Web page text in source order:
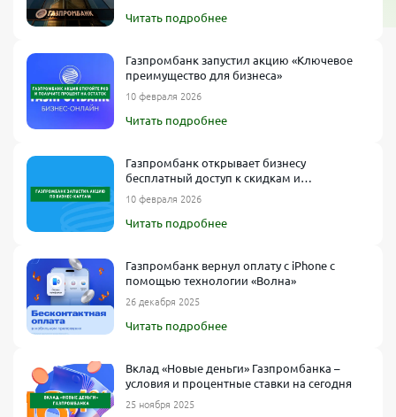
Читать подробнее
Газпромбанк запустил акцию «Ключевое
преимущество для бизнеса»
10 февраля 2026
Читать подробнее
Газпромбанк открывает бизнесу
бесплатный доступ к скидкам и
спецпредложениям
10 февраля 2026
Читать подробнее
Газпромбанк вернул оплату с iPhone с
помощью технологии «Волна»
26 декабря 2025
Читать подробнее
Вклад «Новые деньги» Газпромбанка –
условия и процентные ставки на сегодня
25 ноября 2025